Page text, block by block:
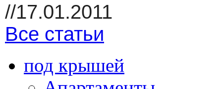
//17.01.2011
Все статьи
под крышей